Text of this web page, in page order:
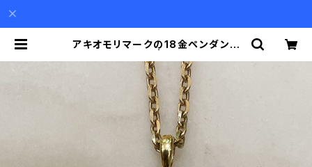
アキオモリマークの18金ペンダント